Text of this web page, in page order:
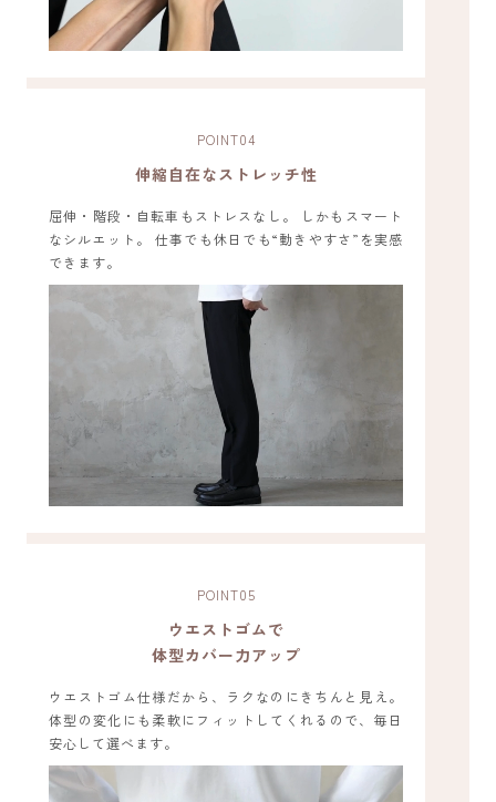
POINT04
伸縮自在なストレッチ性
屈伸・階段・自転車もストレスなし。 しかもスマート
なシルエット。 仕事でも休日でも“動きやすさ”を実感
できます。
POINT05
ウエストゴムで
体型カバー力アップ
ウエストゴム仕様だから、ラクなのにきちんと見え。
体型の変化にも柔軟にフィットしてくれるので、毎日
安心して選べます。